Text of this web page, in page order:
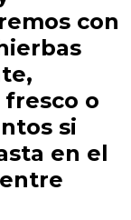
con
o
si
en el